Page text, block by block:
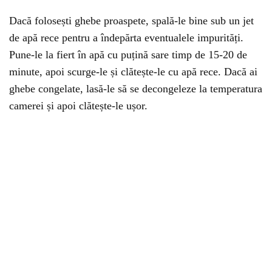
Dacă folosești ghebe proaspete, spală-le bine sub un jet
de apă rece pentru a îndepărta eventualele impurități.
Pune-le la fiert în apă cu puțină sare timp de 15-20 de
minute, apoi scurge-le și clătește-le cu apă rece. Dacă ai
ghebe congelate, lasă-le să se decongeleze la temperatura
camerei și apoi clătește-le ușor.